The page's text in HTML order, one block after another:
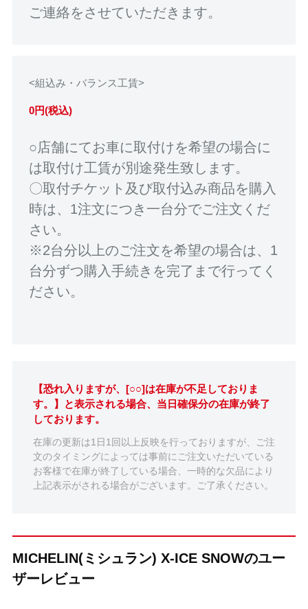
ご連絡をさせていただきます。
<組込み・バランス工賃>
0円(税込)
○店舗にてお車に取付けを希望の場合に
は取付け工賃が別途発生致します。
〇取付チケット及び取付込み商品を購入
時は、1注文につき一台分でご注文くだ
さい。
※2台分以上のご注文を希望の場合は、1
台分ずつ購入手続きを完了まで行ってく
ださい。
【恐れ入りますが、[○○]は在庫が不足しておりま
す。】と表示される場合、当日確保分の在庫が終了
しております。
在庫の更新は1日1回以上反映を行っておりますが、ご注
文のタイミングによっては事前にご注文いただいている
お客様で在庫が終了している場合、一時的な欠品により
上記表示がされる場合がございます。ご了承ください。
MICHELIN(ミシュラン) X-ICE SNOWのユー
ザーレビュー